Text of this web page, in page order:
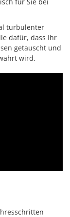
turbulenter
dafür, dass Ihr
getauscht und
wird.